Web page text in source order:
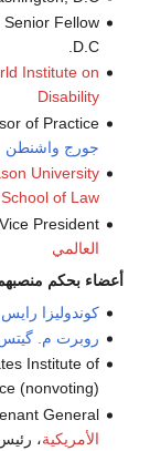
Horner, Senior
World
Professor of
واشنطن
George Mason
School
Executive Vice
منصبهم
رايس، وزيرة
م. گيتس، وزير
United States
Peace
, Lieutenant
، رئيس، كلية